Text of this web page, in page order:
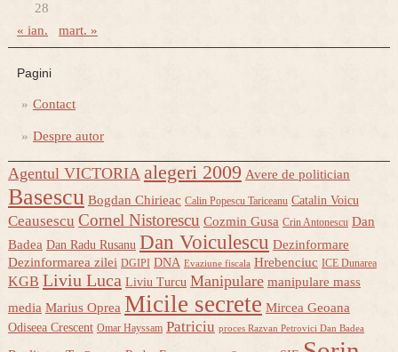
28
« ian. mart. »
Pagini
Contact
Despre autor
Agentul VICTORIA alegeri 2009 Avere de politician
Basescu Bogdan Chirieac Calin Popescu Tariceanu Catalin Voicu
Ceausescu Cornel Nistorescu Cozmin Gusa Crin Antonescu Dan
Badea Dan Radu Rusanu Dan Voiculescu Dezinformare
Dezinformarea zilei DGIPI DNA Evaziune fiscala Hrebenciuc ICE Dunarea
KGB Liviu Luca Liviu Turcu Manipulare manipulare mass
media Marius Oprea Micile secrete Mircea Geoana
Odiseea Crescent Omar Hayssam Patriciu proces Razvan Petrovici Dan Badea